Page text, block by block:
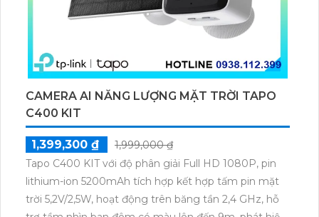
CAMERA AI NĂNG LƯỢNG MẶT TRỜI TAPO
C400 KIT
1,399,300 ₫
1,999,000 ₫
Tapo C400 KIT với độ phân giải Full HD 1080P, pin
lithium-ion 5200mAh tích hợp kết hợp tấm pin mặt
trời 5,2V/2,5W, hoạt động trên băng tần 2,4 GHz, hỗ